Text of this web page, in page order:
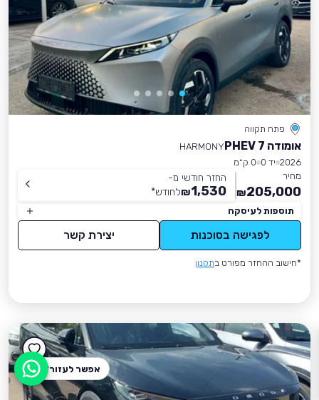
פתח תקווה
אומודה 7 PHEV
HARMONY
2026 יד 0
0 ק״מ
מחיר
205,000
₪
החזר חודשי מ-
1,530
₪לחודש*
תוספות לעיסקה
לפגישה בסוכנות יצירת קשר
*חישוב ההחזר מפורט בתקנון
אפשר לעזור?